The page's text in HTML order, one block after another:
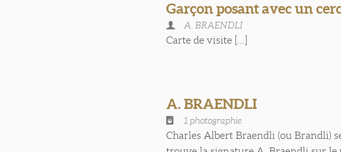
Garçon posant avec un
A. BRAENDLI
Carte de visite [...]
A. BRAENDLI
1 photographie
Charles Albert Braendli (ou Brandli)